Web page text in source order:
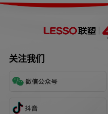
关注我们
微信公众号
抖音